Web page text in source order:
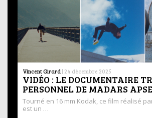
Vincent Girard | 24 décembre 2025
VIDÉO : LE DOCUMENTAIRE
PERSONNEL DE MADARS
Tourné en 16 mm Kodak, ce film réalisé
est un …